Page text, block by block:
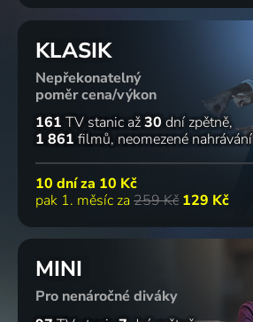
KLASIK
Nepřekonatelný
poměr cena/výkon
161 TV stanic až30 dní zpětně
1 861 filmů neomezené nahrávání
10 dní za 10 Kč
pak 1. měsíc za 259 Kč 129 Kč
MINI
Pro nenáročné diváky